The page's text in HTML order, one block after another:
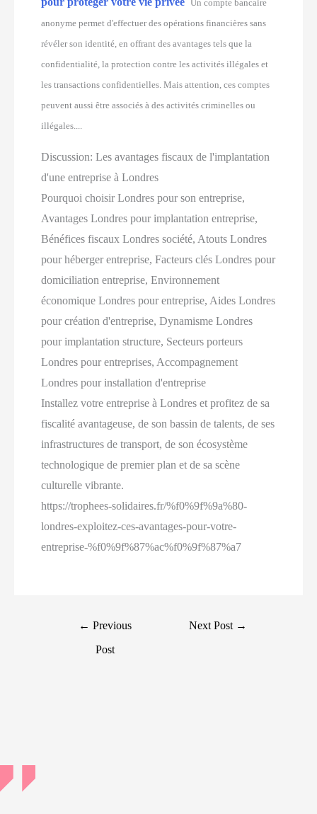
Un compte bancaire
anonyme permet d'effectuer des opérations financières sans
révéler son identité, en offrant des avantages tels que la
confidentialité, la protection contre les activités illégales et
les transactions confidentielles. Mais attention, ces comptes
peuvent aussi être associés à des activités criminelles ou
illégales....
Discussion:Les avantages fiscaux de l'implantation
d'une entreprise à Londres
Pourquoi choisir Londres pour son entreprise,
Avantages Londres pour implantation entreprise,
Bénéfices fiscaux Londres société, Atouts Londres
pour héberger entreprise, Facteurs clés Londres pour
domiciliation entreprise, Environnement
économique Londres pour entreprise, Aides Londres
pour création d'entreprise, Dynamisme Londres
pour implantation structure, Secteurs porteurs
Londres pour entreprises, Accompagnement
Londres pour installation d'entreprise
Installez votre entreprise à Londres et profitez de sa
fiscalité avantageuse, de son bassin de talents, de ses
infrastructures de transport, de son écosystème
technologique de premier plan et de sa scène
culturelle vibrante.
https://trophees-solidaires.fr/%f0%9f%9a%80-
londres-exploitez-ces-avantages-pour-votre-
entreprise-%f0%9f%87%ac%f0%9f%87%a7
← Previous
Post
Next Post →